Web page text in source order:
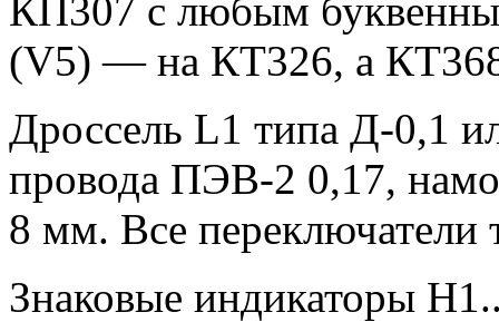
КП307 с любым
(V5) — на КТ326, а
Дроссель L1 типа Д-0,1
провода ПЭВ-2 0,17,
8 мм. Все
Знаковые индикаторы